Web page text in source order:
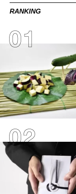
RANKING